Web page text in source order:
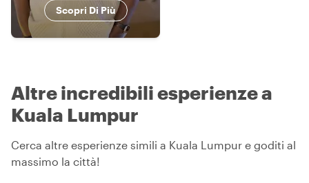
Scopri Di Più
Altre incredibili esperienze a
Kuala Lumpur
Cerca altre esperienze simili a Kuala Lumpur e goditi al
massimo la città!